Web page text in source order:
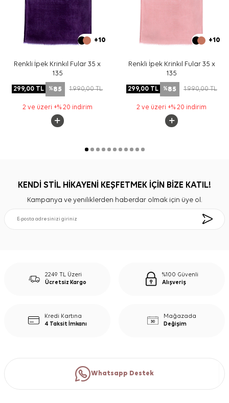
+10
Renkli İpek Krinkıl Fular 35 x
135
299,00 TL %85 1.990,00TL
2 ve üzeri +% 20 indirim
+10
Renkli İpek Krinkıl Fular 35 x
135
299,00TL %85 1.990,00TL
2 ve üzeri +% 20 indirim
KENDİ STİL HİKAYENİ KEŞFETMEK İÇİN BİZE KATIL!
Kampanya ve yeniliklerden haberdar olmak için üye ol.
2249 TL Üzeri
Ücretsiz Kargo
%100 Güvenli
Alışveriş
Kredi Kartına
4 Taksit İmkanı
Mağazada
Değişim
Whatsapp Destek